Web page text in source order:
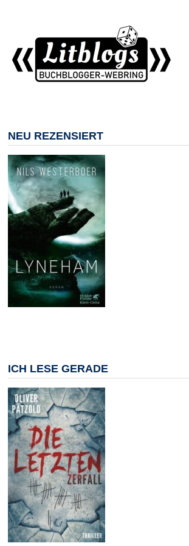
NEU REZENSIERT
ICH LESE GERADE